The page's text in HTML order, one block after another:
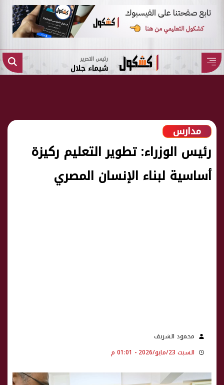
رئيس التحرير
شيماء جلال
مدارس
رئيس الوزراء: تطوير التعليم ركيزة
أساسية لبناء الإنسان المصري
محمود الشريف
السبت 23/مايو/2026 - 01:01 م